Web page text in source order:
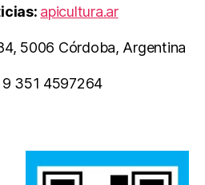
apicultura.ar
5006 Córdoba, Argentina
351 4597264